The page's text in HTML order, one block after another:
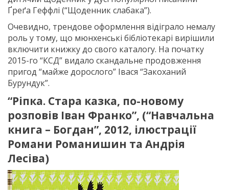
Ґреґа Геффлі (“Щоденник слабака”).
Очевидно, трендове оформлення відіграло немалу
роль у тому, що мюнхенські бібліотекарі вирішили
включити книжку до свого каталогу. На початку
2015-го “КСД” видало скандальне продовження
пригод “майже дорослого” Івася “Закоханий
Бурундук”.
“Ріпка. Стара казка, по-новому
розповів Іван Франко”, (“Навчальна
книга – Богдан”, 2012, ілюстрації
Романи Романишин та Андрія
Лесіва)